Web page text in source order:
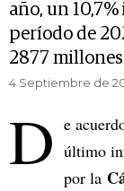
año, un
período de
2877 millones
4 Septiembre de
D e
último
por la